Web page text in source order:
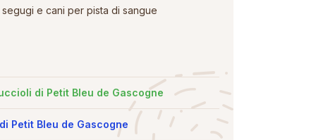
e cani per pista di sangue
di Petit Bleu de Gascogne
Petit Bleu de Gascogne